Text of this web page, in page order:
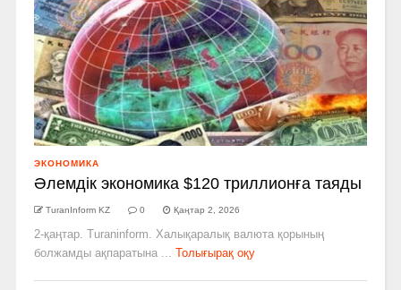
ЭКОНОМИКА
Әлемдік экономика $120 триллионға таяды
TuranInform KZ 0 Қаңтар 2, 2026
2-қаңтар. Turaninform. Халықаралық валюта қорының
болжамды ақпаратына ...
Толығырақ оқу